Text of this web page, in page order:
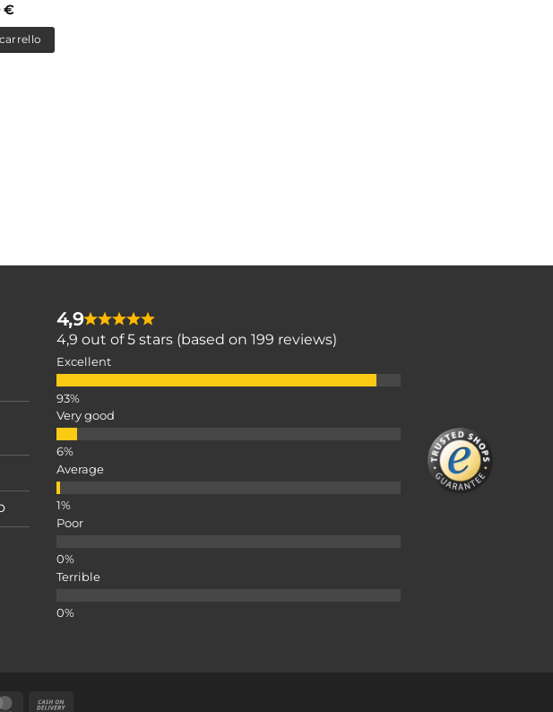
5
€
4,9
4,9 out of 5 stars (based on 199 reviews)
Excellent
Very good
Average
Poor
Terrible
MasterCard